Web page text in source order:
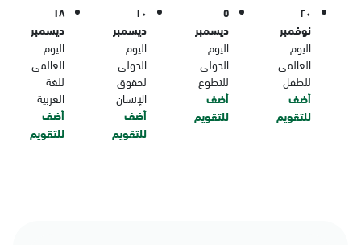
٢٠
نوفمبر
اليوم
العالمي
للطفل
أضف
للتقويم
٥
ديسمبر
اليوم
الدولي
للتطوع
أضف
للتقويم
١٠
ديسمبر
اليوم
الدولي
لحقوق
الإنسان
أضف
للتقويم
١٨
ديسمبر
اليوم
العالمي
للغة
العربية
أضف
للتقويم